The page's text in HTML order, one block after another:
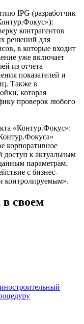
IPG (разработчик
контрагентов
решений для
в которые входит
уже включает
из отчета
показателей и
Также в
которая
проверок любого
«Контур.Фокус»:
корпоративное
доступ к актуальным
параметрам.
с бизнес-
контролируемым».
в своем